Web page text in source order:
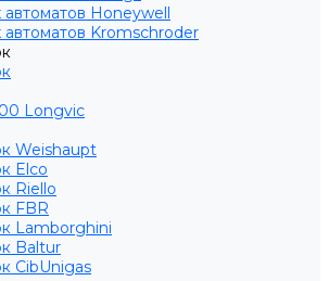
Honeywell
автоматов Kromschroder
Longvic
Weishaupt
Elco
Riello
FBR
Lamborghini
Baltur
CibUnigas